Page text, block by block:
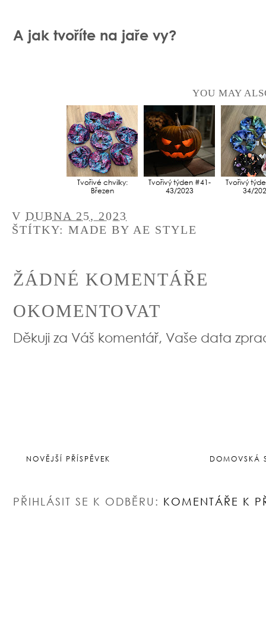
A jak tvoříte na jaře vy?
YOU MAY
Tvořivé chvilky:
Březen
Tvořivý týden #41-
43/2023
Tvořivý
34/
V DUBNA 25, 2023
ŠTÍTKY: MADE BY AE STYLE
ŽÁDNÉ KOMENTÁŘE
OKOMENTOVAT
Děkuji za Váš komentář, Vaše data
NOVĚJŠÍ PŘÍSPĚVEK DOMOVSKÁ
PŘIHLÁSIT SE K ODBĚRU: KOMENTÁŘE K